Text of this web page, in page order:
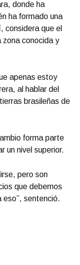
donde ha
ha formado una
considera que el
zona conocida y
apenas estoy
al hablar del
brasileñas de
forma parte
un nivel superior.
pero son
que debemos
eso”, sentenció.